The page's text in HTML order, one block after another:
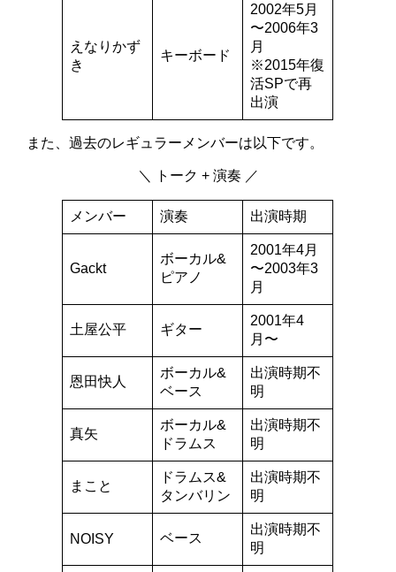
えなりかず
き
キーボード
2002年5月
〜2006年3
月
※2015年復
活SPで再
出演
また、過去のレギュラーメンバーは以下です。
＼ トーク + 演奏 ／
メンバー 演奏 出演時期
Gackt
ボーカル&
ピアノ
2001年4月
〜2003年3
月
土屋公平 ギター
2001年4
月〜
恩田快人
ボーカル&
ベース
出演時期不
明
真矢
ボーカル&
ドラムス
出演時期不
明
まこと
ドラムス&
タンバリン
出演時期不
明
NOISY ベース
出演時期不
明